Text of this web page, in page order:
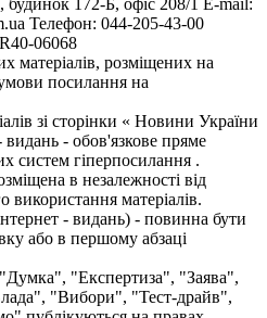
172-Б, офіс 208/1 E-mail:
Телефон: 044-205-43-00
06068
матеріалів, розміщених на
умови посилання на
зі сторінки « Новини України
видань - обов'язкове пряме
систем гіперпосилання .
в незалежності від
використання матеріалів.
- видань) - повинна бути
або в першому абзаці
"Експертиза", "Заява",
"Вибори", "Тест-драйв",